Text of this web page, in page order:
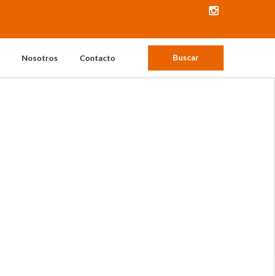
Nosotros Contacto Buscar